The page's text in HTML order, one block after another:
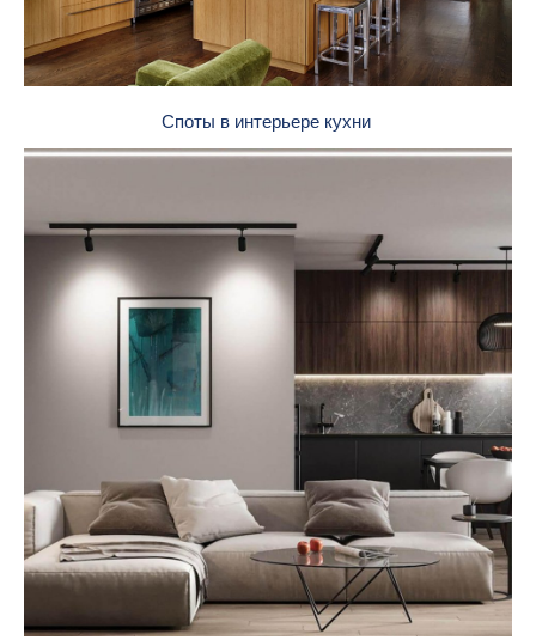
Споты в интерьере кухни